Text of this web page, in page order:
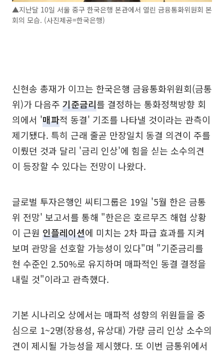
▲지난달 10일 서울 중구 한국은행 본관에서 열린 금융통화위원회 본
회의 모습. (사진제공=한국은행)
신현송 총재가 이끄는 한국은행 금융통화위원회(금통
위)가 다음주 기준금리를 결정하는 통화정책방향 회
의에서 '매파적 동결' 기조를 나타낼 것이라는 관측이
제기됐다. 특히 근래 줄곧 만장일치 동결 의견이 주를
이뤘던 것과 달리 '금리 인상'에 힘을 싣는 소수의견
이 등장할 수 있다는 전망이 나왔다.
글로벌 투자은행인 씨티그룹은 19일 '5월 한은 금통
위 전망' 보고서를 통해 "한은은 호르무즈 해협 상황
이 근원 인플레이션에 미치는 2차 파급 효과를 지켜
보며 관망을 선호할 가능성이 있다"며 "기준금리를
현 수준인 2.50%로 유지하며 매파적인 동결 결정을
내릴 것"이라고 관측했다.
기본 시나리오 상에서는 매파적 성향의 위원들을 중
심으로 1~2명(장용성, 유상대) 가량 금리 인상 소수의
견이 제시될 가능성을 제시했다. 또 이번 금통위에서